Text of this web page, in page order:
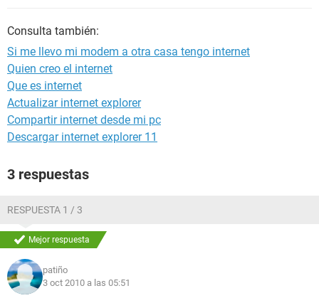
Consulta también:
Si me llevo mi modem a otra casa tengo internet
Quien creo el internet
Que es internet
Actualizar internet explorer
Compartir internet desde mi pc
Descargar internet explorer 11
3 respuestas
RESPUESTA 1 / 3
Mejor respuesta
patiño
3 oct 2010 a las 05:51